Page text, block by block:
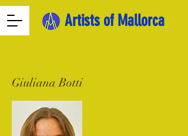
Artists of Mallorca
Giuliana Botti